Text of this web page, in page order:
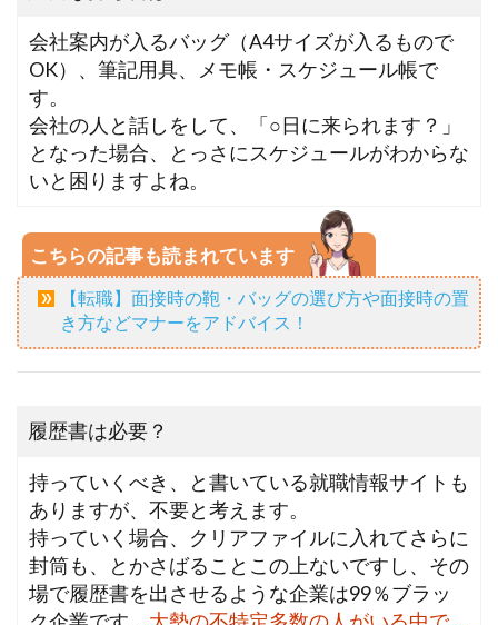
会社案内が入るバッグ（A4サイズが入るもので
OK）、筆記用具、メモ帳・スケジュール帳で
す。
会社の人と話しをして、「○日に来られます？」
となった場合、とっさにスケジュールがわからな
いと困りますよね。
こちらの記事も読まれています
【転職】面接時の鞄・バッグの選び方や面接時の置
き方などマナーをアドバイス！
履歴書は必要？
持っていくべき、と書いている就職情報サイトも
ありますが、不要と考えます。
持っていく場合、クリアファイルに入れてさらに
封筒も、とかさばることこの上ないですし、その
場で履歴書を出させるような企業は99％ブラッ